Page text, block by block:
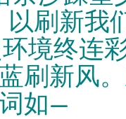
刷新我
境终连
刷新风
如—